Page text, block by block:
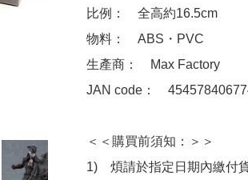
比例：　全高約16.5cm
物料：　ABS・PVC
生產商：　Max Factory
JAN code：　
＜＜購買前須知：＞＞
1)　煩請於指定日期內繳付